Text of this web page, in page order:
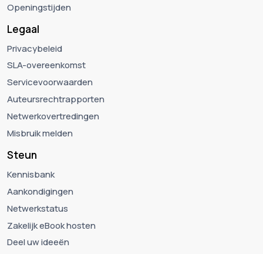
Openingstijden
Legaal
Privacybeleid
SLA-overeenkomst
Servicevoorwaarden
Auteursrechtrapporten
Netwerkovertredingen
Misbruik melden
Steun
Kennisbank
Aankondigingen
Netwerkstatus
Zakelijk eBook hosten
Deel uw ideeën